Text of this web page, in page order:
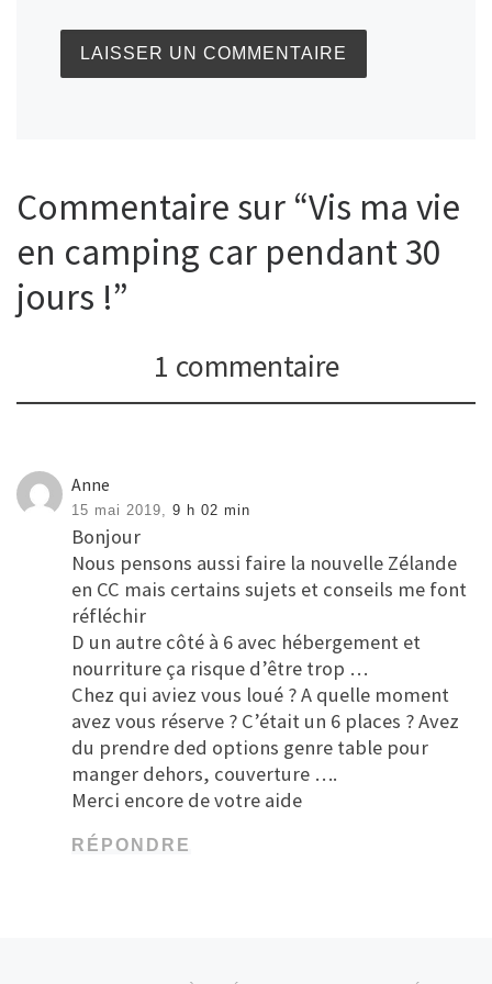
Commentaire sur “Vis ma vie
en camping car pendant 30
jours !”
1 commentaire
Anne
15 mai 2019, 9 h 02 min
Bonjour
Nous pensons aussi faire la nouvelle Zélande
en CC mais certains sujets et conseils me font
réfléchir
D un autre côté à 6 avec hébergement et
nourriture ça risque d’être trop …
Chez qui aviez vous loué ? A quelle moment
avez vous réserve ? C’était un 6 places ? Avez
du prendre ded options genre table pour
manger dehors, couverture ….
Merci encore de votre aide
RÉPONDRE